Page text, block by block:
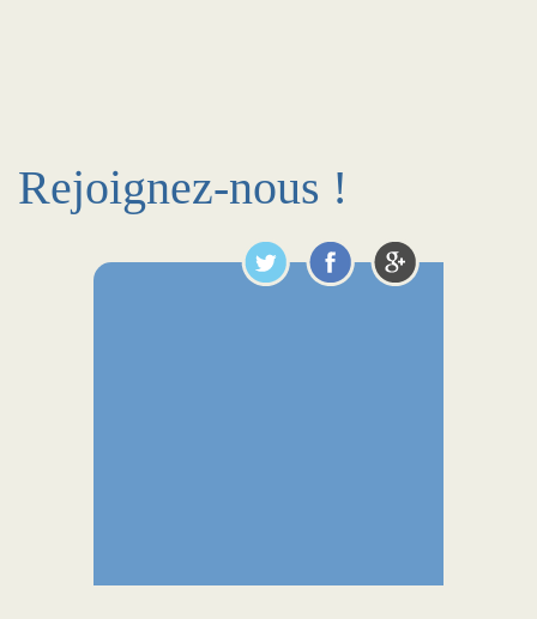
Rejoignez-nous !